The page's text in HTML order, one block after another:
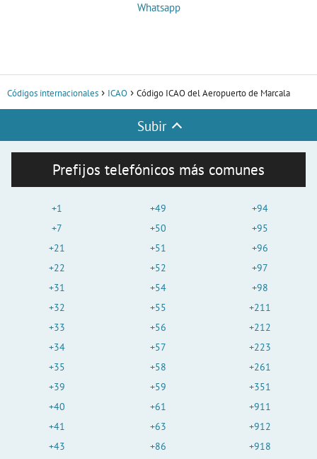
Whatsapp
Códigos internacionales ICAO Código ICAO del Aeropuerto de Marcala
Subir
Prefijos telefónicos más comunes
+1
+7
+21
+22
+31
+32
+33
+34
+35
+39
+40
+41
+43
+49
+50
+51
+52
+54
+55
+56
+57
+58
+59
+61
+63
+86
+94
+95
+96
+97
+98
+211
+212
+223
+261
+351
+911
+912
+918